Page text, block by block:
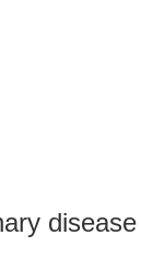
disease